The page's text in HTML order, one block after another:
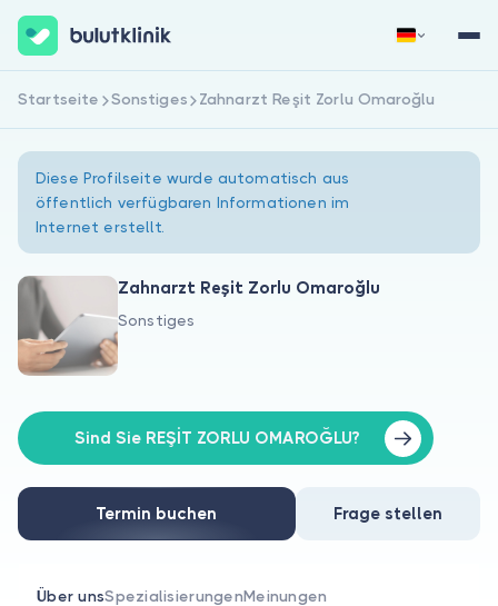
Über uns
Für Patienten
Für Ärzte
Jetzt registrieren Anmelden
Startseite Sonstiges Zahnarzt Reşit Zorlu Omaroğlu
Diese Profilseite wurde automatisch aus
öffentlich verfügbaren Informationen im
Internet erstellt.
Zahnarzt Reşit Zorlu Omaroğlu
Sonstiges
Sind Sie REŞİT ZORLU OMAROĞLU?
Termin buchen Frage stellen
Über unsSpezialisierungenMeinungen